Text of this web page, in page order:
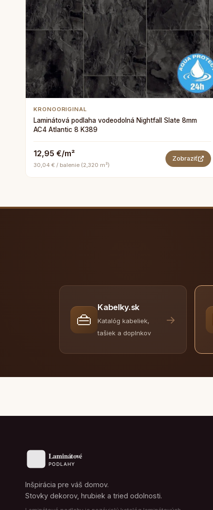
KRONOORIGINAL
Laminátová podlaha vodeodolná Nightfall Slate 8mm
AC4 Atlantic 8 K389
12,95 €/m²
30,04 € / balenie (2,320 m²)
Zobraziť
👜
Kabelky.sk
Katalóg kabeliek,
tašiek a doplnkov
→
Inšpirácia pre váš domov.
Stovky dekorov, hrubiek a tried odolnosti.